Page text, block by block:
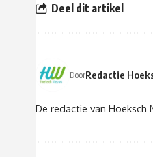
Deel dit artikel
DoorRedactie
De redactie van